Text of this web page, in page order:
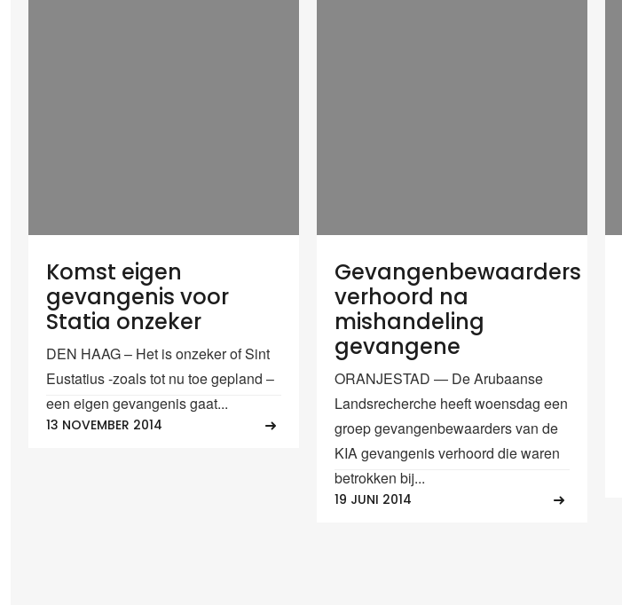
Komst eigen
gevangenis voor
Statia onzeker
DEN HAAG – Het is onzeker of Sint
Eustatius -zoals tot nu toe gepland –
een eigen gevangenis gaat...
13 NOVEMBER 2014
Gevangenbewaarders
verhoord na
mishandeling
gevangene
ORANJESTAD — De Arubaanse
Landsrecherche heeft woensdag een
groep gevangenbewaarders van de
KIA gevangenis verhoord die waren
betrokken bij...
19 JUNI 2014